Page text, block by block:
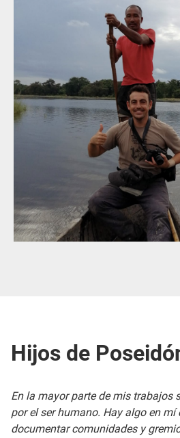
Hijos de
En la mayor parte de mis trabajos
por el ser humano. Hay algo en mí
documentar comunidades y